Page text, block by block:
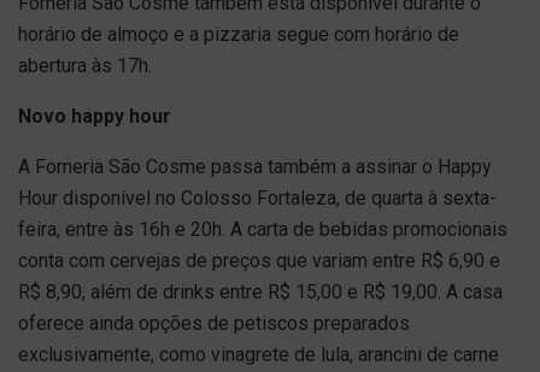
horário de almoço e a pizzaria segue com horário de
abertura às 17h.
Novo happy hour
A Forneria São Cosme passa também a assinar o Happy
Hour disponível no Colosso Fortaleza, de quarta à sexta-
feira, entre às 16h e 20h. A carta de bebidas promocionais
conta com cervejas de preços que variam entre R$ 6,90 e
R$ 8,90, além de drinks entre R$ 15,00 e R$ 19,00. A casa
oferece ainda opções de petiscos preparados
exclusivamente, como vinagrete de lula, arancini de carne